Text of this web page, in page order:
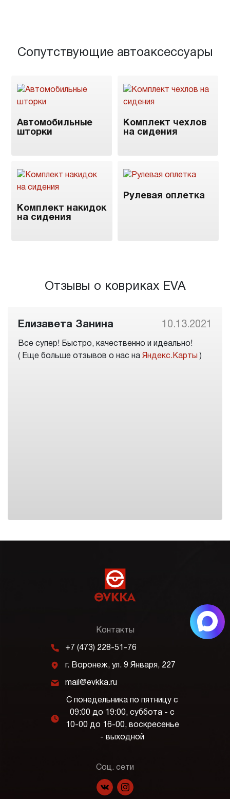
Сопутствующие автоаксессуары
Автомобильные
шторки
Комплект чехлов
на сидения
Комплект накидок
на сидения
Рулевая оплетка
Отзывы о ковриках EVA
Елизавета Занина 10.13.2021
Все супер! Быстро, качественно и идеально!
( Еще больше отзывов о нас на Яндекс.Карты )
Контакты
m +7 (473) 228-51-76
j г. Воронеж, ул. 9 Января, 227
k mail@evkka.ru
l
С понедельника по пятницу с
09:00 до 19:00, суббота - с
10-00 до 16-00, воскресенье
- выходной
Соц. сети
f p